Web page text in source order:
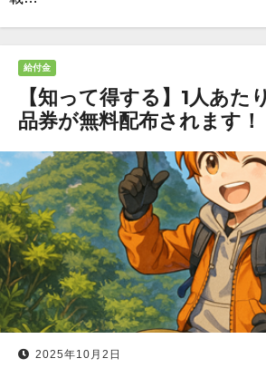
給付金
【知って得する】1人あた
品券が無料配布されます！
2025年10月2日